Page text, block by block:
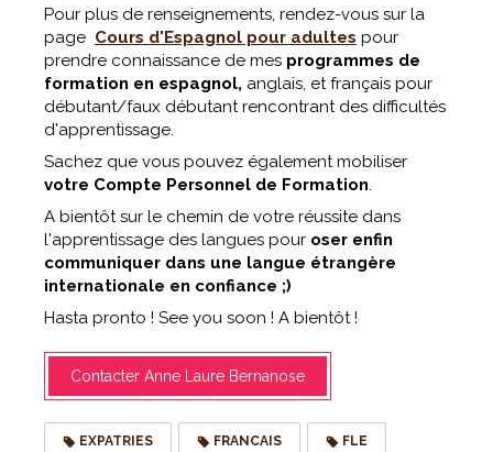
Pour plus de renseignements, rendez-vous sur la
page Cours d'Espagnol pour adultes pour
prendre connaissance de mes programmes de
formation en espagnol, anglais, et français pour
débutant/faux débutant rencontrant des difficultés
d'apprentissage.
Sachez que vous pouvez également mobiliser
votre Compte Personnel de Formation.
A bientôt sur le chemin de votre réussite dans
l'apprentissage des langues pour oser enfin
communiquer dans une langue étrangère
internationale en confiance ;)
Hasta pronto ! See you soon ! A bientôt !
Contacter Anne Laure Bernanose
EXPATRIES FRANCAIS FLE